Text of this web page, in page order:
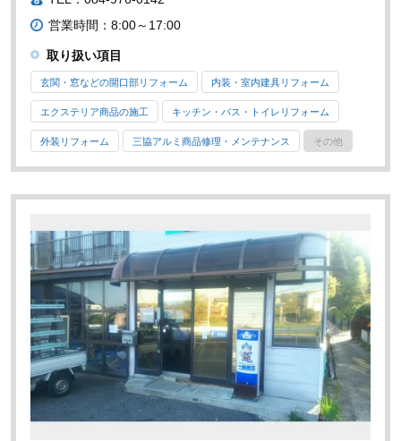
営業時間：8:00～17:00
取り扱い項目
玄関・窓などの開口部リフォーム 内装・室内建具リフォーム
エクステリア商品の施工 キッチン・バス・トイレリフォーム
外装リフォーム 三協アルミ商品修理・メンテナンス その他